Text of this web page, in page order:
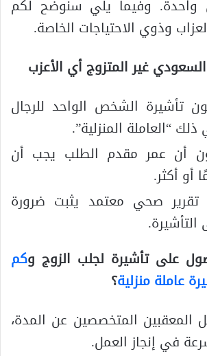
واحدة. وفيما يلي سنوضح لكم
وذوي الاحتياجات الخاصة.
غير المتزوج أي الأعزب
تأشيرة الشخص الواحد للرجال
“العاملة المنزلية”.
أن عمر مقدم الطلب يجب أن
تقرير صحي معتمد يثبت ضرورة
على تأشيرة لجلب الزوج وكم
عاملة منزلية؟
المعقبين المتخصصين عن المدة،
في إنجاز العمل.